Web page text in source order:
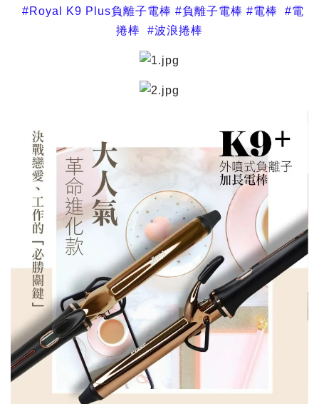
#Royal K9 Plus負離子電棒 #負離子電棒 #電棒 #電
捲棒 #波浪捲棒